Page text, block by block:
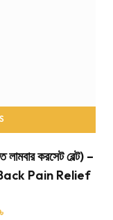
করসেট বেল্ট) –
Pain Relief
৳